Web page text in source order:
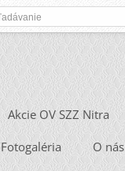
Akcie OV SZZ Nitra
Fotogaléria O nás